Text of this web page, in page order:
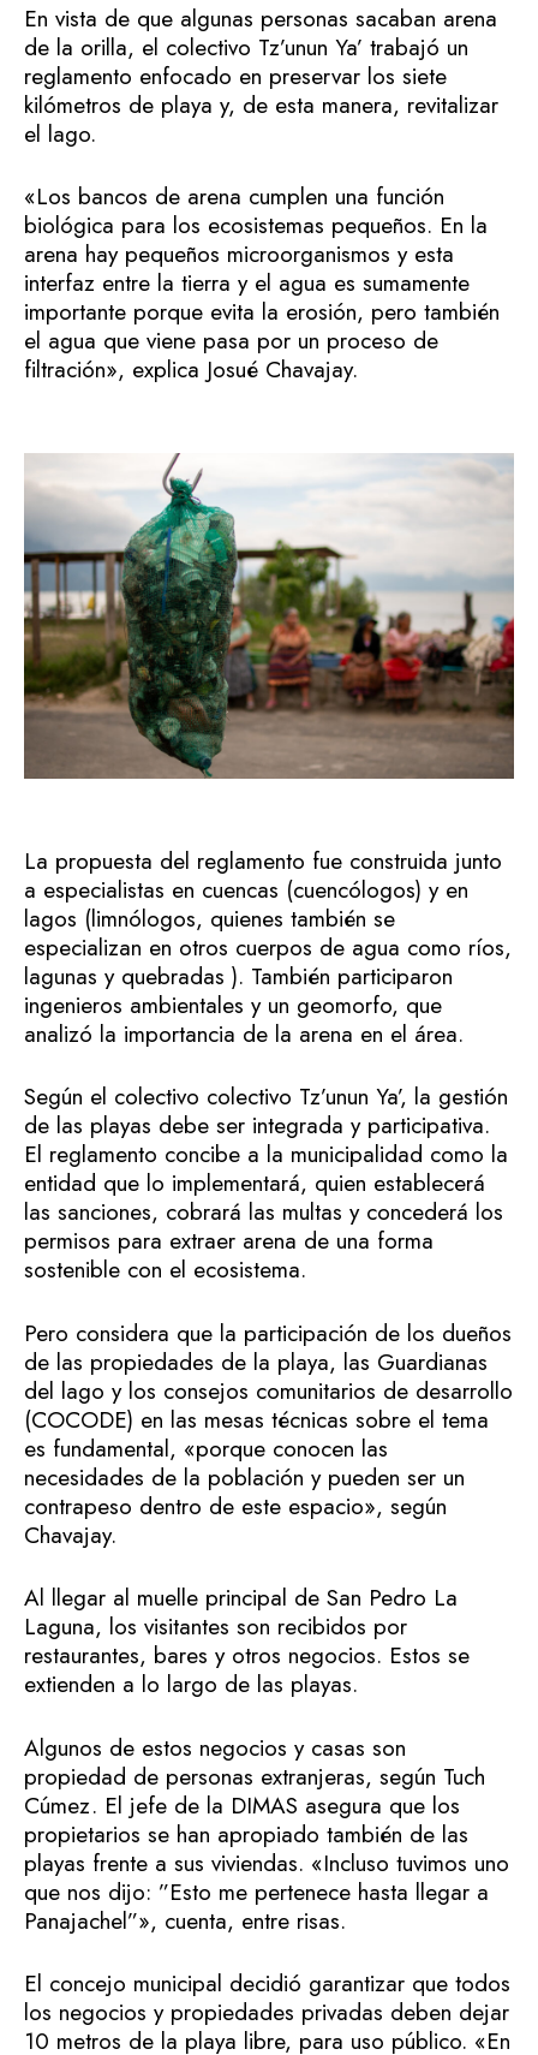
En vista de que algunas personas sacaban arena
de la orilla, el colectivo Tz’unun Ya’ trabajó un
reglamento enfocado en preservar los siete
kilómetros de playa y, de esta manera, revitalizar
el lago.
«Los bancos de arena cumplen una función
biológica para los ecosistemas pequeños. En la
arena hay pequeños microorganismos y esta
interfaz entre la tierra y el agua es sumamente
importante porque evita la erosión, pero también
el agua que viene pasa por un proceso de
filtración», explica Josué Chavajay.
La propuesta del reglamento fue construida junto
a especialistas en cuencas (cuencólogos) y en
lagos (limnólogos, quienes también se
especializan en otros cuerpos de agua como ríos,
lagunas y quebradas ). También participaron
ingenieros ambientales y un geomorfo, que
analizó la importancia de la arena en el área.
Según el colectivo colectivo Tz’unun Ya’, la gestión
de las playas debe ser integrada y participativa.
El reglamento concibe a la municipalidad como la
entidad que lo implementará, quien establecerá
las sanciones, cobrará las multas y concederá los
permisos para extraer arena de una forma
sostenible con el ecosistema.
Pero considera que la participación de los dueños
de las propiedades de la playa, las Guardianas
del lago y los consejos comunitarios de desarrollo
(COCODE) en las mesas técnicas sobre el tema
es fundamental, «porque conocen las
necesidades de la población y pueden ser un
contrapeso dentro de este espacio», según
Chavajay.
Al llegar al muelle principal de San Pedro La
Laguna, los visitantes son recibidos por
restaurantes, bares y otros negocios. Estos se
extienden a lo largo de las playas.
Algunos de estos negocios y casas son
propiedad de personas extranjeras, según Tuch
Cúmez. El jefe de la DIMAS asegura que los
propietarios se han apropiado también de las
playas frente a sus viviendas. «Incluso tuvimos uno
que nos dijo: ”Esto me pertenece hasta llegar a
Panajachel”», cuenta, entre risas.
El concejo municipal decidió garantizar que todos
los negocios y propiedades privadas deben dejar
10 metros de la playa libre, para uso público. «En